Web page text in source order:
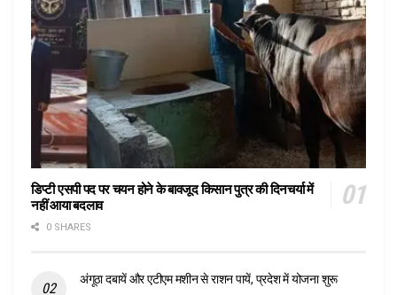
डिप्टी एसपी पद पर चयन होने के बावजूद किसान पुत्र की दिनचर्या में
नहीं आया बदलाव
0 SHARES
अंगूठा दबायें और एटीएम मशीन से राशन पायें, प्रदेश में योजना शुरू